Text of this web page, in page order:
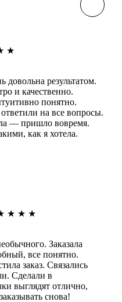
★
результатом.
и качественно.
понятно.
на все вопросы.
— пришло вовремя.
как я хотела.
★ ★ ★
Заказала
все понятно.
заказ. Связались
Сделали в
выглядят отлично,
снова!